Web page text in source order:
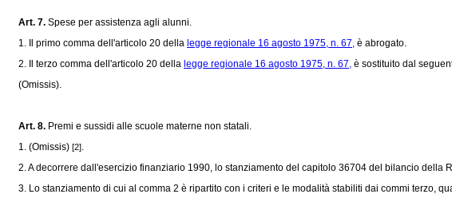
Art. 7. Spese per assistenza agli alunni.
1. Il primo comma dell'articolo 20 della legge regionale 16 agosto 1975, n. 67, è abrogato.
2. Il terzo comma dell'articolo 20 della legge regionale 16 agosto 1975, n. 67, è sostituito dal
(Omissis).
Art. 8. Premi e sussidi alle scuole materne non statali.
1. (Omissis) [2].
2. A decorrere dall'esercizio finanziario 1990, lo stanziamento del capitolo 36704 del bilancio della
3. Lo stanziamento di cui al comma 2 è ripartito con i criteri e le modalità stabiliti dai commi terzo,